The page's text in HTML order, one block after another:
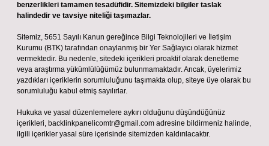
benzerlikleri tamamen tesadüfidir. Sitemizdeki bilgiler taslak
halindedir ve tavsiye niteliği taşımazlar.
Sitemiz, 5651 Sayılı Kanun gereğince Bilgi Teknolojileri ve İletişim
Kurumu (BTK) tarafından onaylanmış bir Yer Sağlayıcı olarak hizmet
vermektedir. Bu nedenle, sitedeki içerikleri proaktif olarak denetleme
veya araştırma yükümlülüğümüz bulunmamaktadır. Ancak, üyelerimiz
yazdıkları içeriklerin sorumluluğunu taşımakta olup, siteye üye olarak bu
sorumluluğu kabul etmiş sayılırlar.
Hukuka ve yasal düzenlemelere aykırı olduğunu düşündüğünüz
içerikleri, backlinkpanelicomtr@gmail.com adresine bildirmeniz halinde,
ilgili içerikler yasal süre içerisinde sitemizden kaldırılacaktır.